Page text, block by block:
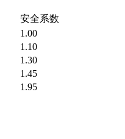
安全系数
1.00
1.10
1.30
1.45
1.95